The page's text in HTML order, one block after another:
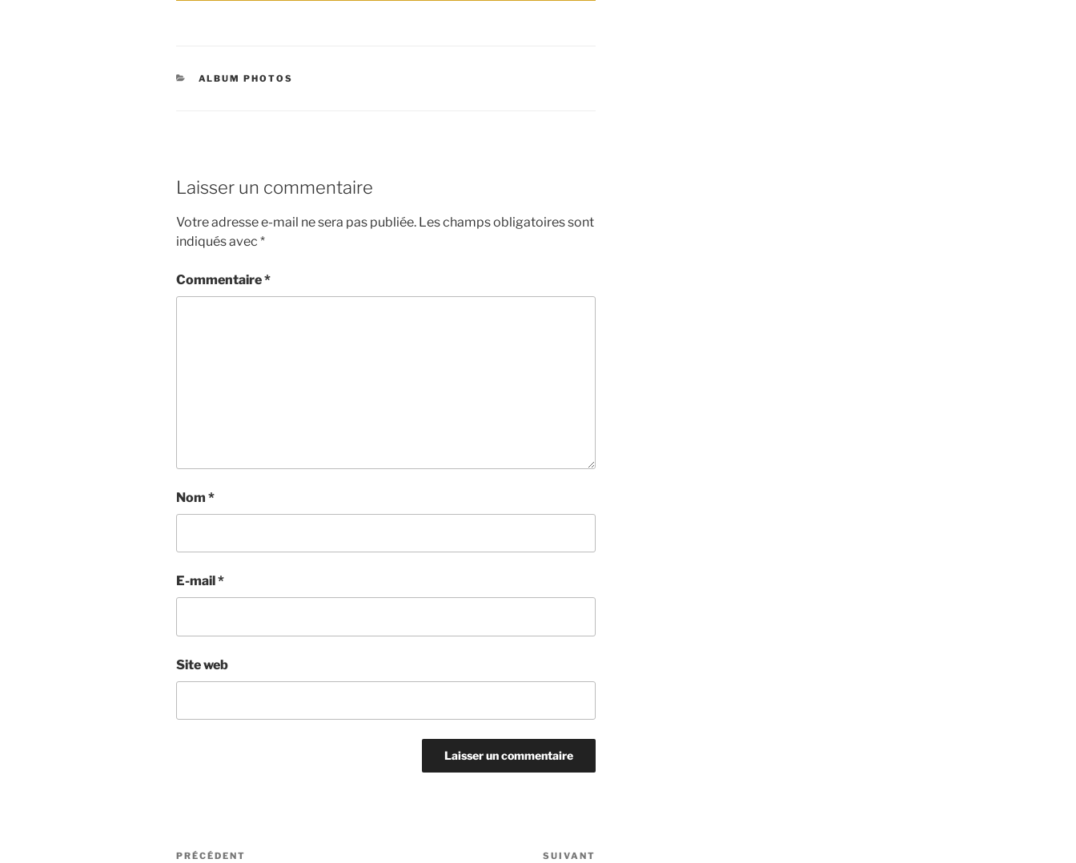
CATÉGORIES
ALBUM PHOTOS
Laisser un commentaire
Votre adresse e-mail ne sera pas publiée. Les champs obligatoires sont
indiqués avec *
Commentaire*
Nom *
E-mail *
Site web
Navigation
Article
PRÉCÉDENT SUIVANT